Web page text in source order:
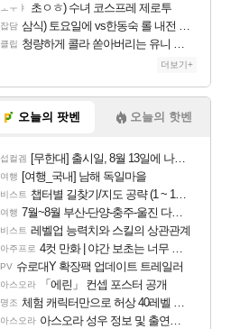
ㅗㅜㅑ 초ㅇㅎ) 수녀 코스프레 제로투
잡담 삼식) 토요일에 vs한동숙 롤 내전 예정
클립 청량하게 콜라 쏟아버리는 유니 ㅋㅋㅋ
더보기+
오늘의 팟벤 오늘의 핫벤
섭컬겜 [무한대] 출시일, 8월 13일에 나오나
여행 [여행_국내] 남해 독일마을
비스트 챕터별 길찾기/지도 공략 (1 ~ 12장)
여행 7월~8월 부산-단양-충주-울진 다녀왔어요~
비스트 레벨업 능력치와 스킬의 상관관계
아주프로 4컷 만화 | 야간 보초는 너무 힘들어
PV 슈로대Y 확장팩 업데이트 트레일러
아스오라 「에린」 컨셉 포스터 공개
명조 체험 캐릭터만으로 허상 40레벨 하이와티아 5분 컷!｜에이메스·린네·모니에 명함
아스오라 아스오라 성우 정보 및 출연작 모음